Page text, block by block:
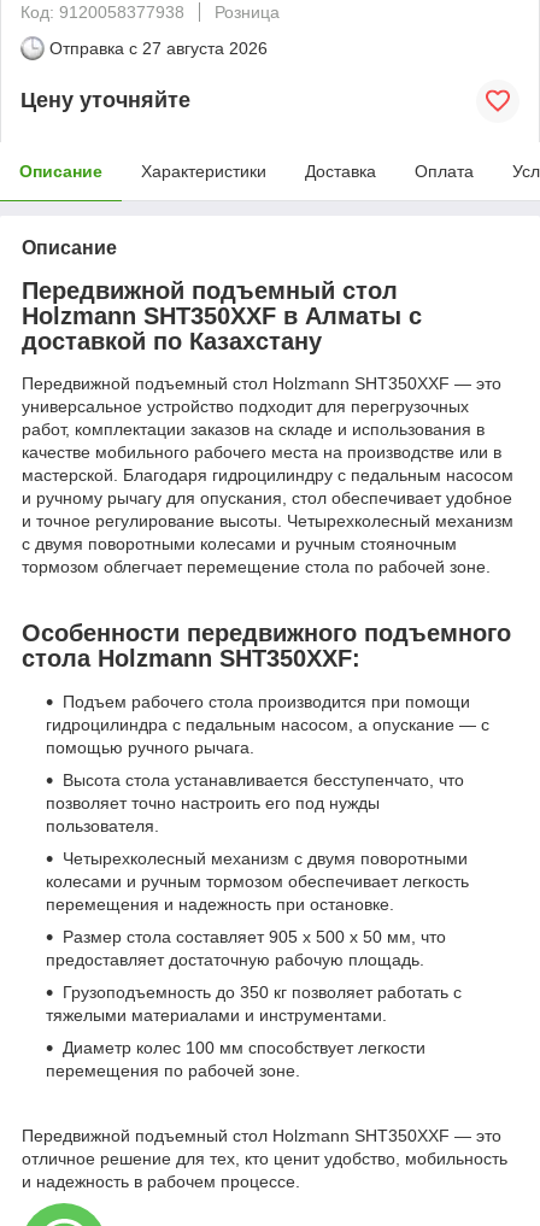
Код: 9120058377938
Розница
Отправка с 27 августа 2026
Цену уточняйте
Описание Характеристики Доставка Оплата
Описание
Передвижной подъемный стол
Holzmann SHT350XXF в Алматы с
доставкой по Казахстану
Передвижной подъемный стол Holzmann SHT350XXF — это
универсальное устройство подходит для перегрузочных
работ, комплектации заказов на складе и использования в
качестве мобильного рабочего места на производстве или в
мастерской. Благодаря гидроцилиндру с педальным насосом
и ручному рычагу для опускания, стол обеспечивает удобное
и точное регулирование высоты. Четырехколесный механизм
с двумя поворотными колесами и ручным стояночным
тормозом облегчает перемещение стола по рабочей зоне.
Особенности передвижного подъемного
стола Holzmann SHT350XXF:
Подъем рабочего стола производится при помощи
гидроцилиндра с педальным насосом, а опускание — с
помощью ручного рычага.
Высота стола устанавливается бесступенчато, что
позволяет точно настроить его под нужды
пользователя.
Четырехколесный механизм с двумя поворотными
колесами и ручным тормозом обеспечивает легкость
перемещения и надежность при остановке.
Размер стола составляет 905 x 500 x 50 мм, что
предоставляет достаточную рабочую площадь.
Грузоподъемность до 350 кг позволяет работать с
тяжелыми материалами и инструментами.
Диаметр колес 100 мм способствует легкости
перемещения по рабочей зоне.
Передвижной подъемный стол Holzmann SHT350XXF — это
отличное решение для тех, кто ценит удобство, мобильность
и надежность в рабочем процессе.